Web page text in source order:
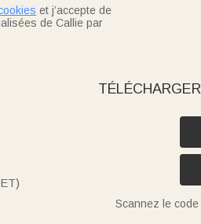
et j’accepte de
de Callie par
Scannez le